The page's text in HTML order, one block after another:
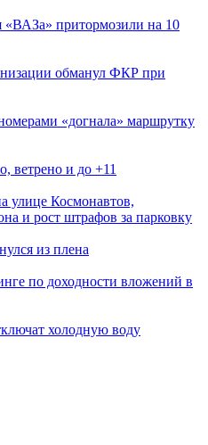
«ВАЗа» притормозили на 10
обманул ФКР при
«догнала» маршрутку
ветрено и до +11
улице Космонавтов,
и рост штрафов за парковку
из плена
по доходности вложений в
холодную воду